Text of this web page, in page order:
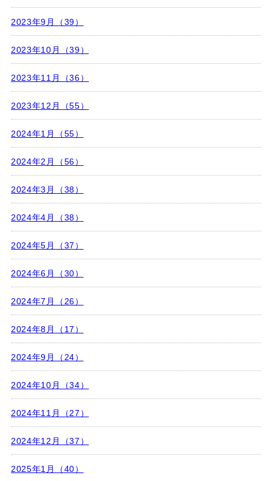
2023年9月（39）
2023年10月（39）
2023年11月（36）
2023年12月（55）
2024年1月（55）
2024年2月（56）
2024年3月（38）
2024年4月（38）
2024年5月（37）
2024年6月（30）
2024年7月（26）
2024年8月（17）
2024年9月（24）
2024年10月（34）
2024年11月（27）
2024年12月（37）
2025年1月（40）